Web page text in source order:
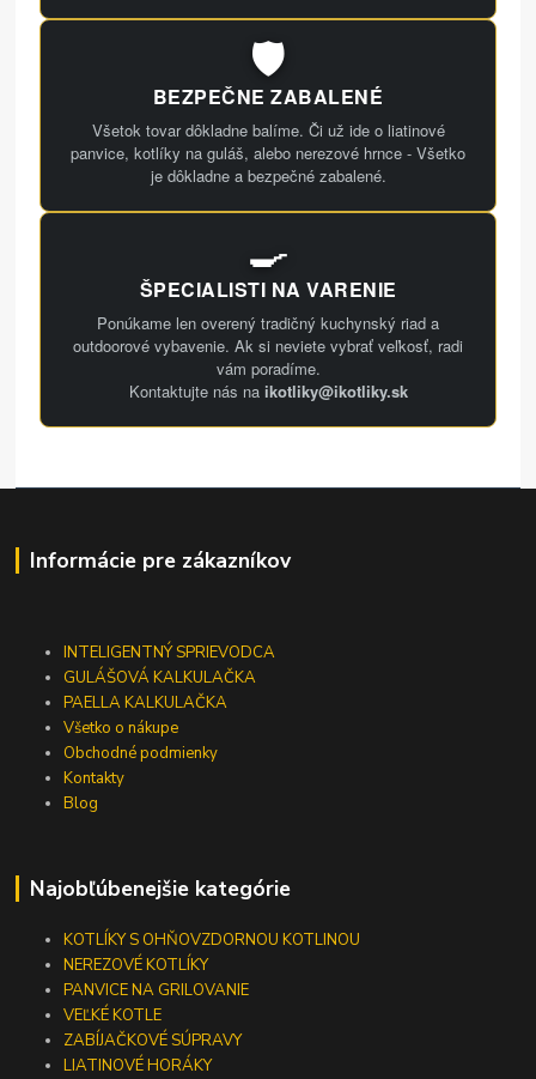
🛡️
BEZPEČNE ZABALENÉ
Všetok tovar dôkladne balíme. Či už ide o liatinové
panvice, kotlíky na guláš, alebo nerezové hrnce - Všetko
je dôkladne a bezpečné zabalené.
🍳
ŠPECIALISTI NA VARENIE
Ponúkame len overený tradičný kuchynský riad a
outdoorové vybavenie. Ak si neviete vybrať veľkosť, radi
vám poradíme.
Kontaktujte nás na ikotliky@ikotliky.sk
Informácie pre zákazníkov
INTELIGENTNÝ SPRIEVODCA
GULÁŠOVÁ KALKULAČKA
PAELLA KALKULAČKA
Všetko o nákupe
Obchodné podmienky
Kontakty
Blog
Najobľúbenejšie kategórie
KOTLÍKY S OHŇOVZDORNOU KOTLINOU
NEREZOVÉ KOTLÍKY
PANVICE NA GRILOVANIE
VEĽKÉ KOTLE
ZABÍJAČKOVÉ SÚPRAVY
LIATINOVÉ HORÁKY